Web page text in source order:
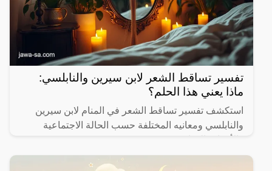
تفسير تساقط الشعر لابن سيرين والنابلسي:
ماذا يعني هذا الحلم؟
استكشف تفسير تساقط الشعر في المنام لابن سيرين
والنابلسي ومعانيه المختلفة حسب الحالة الاجتماعية